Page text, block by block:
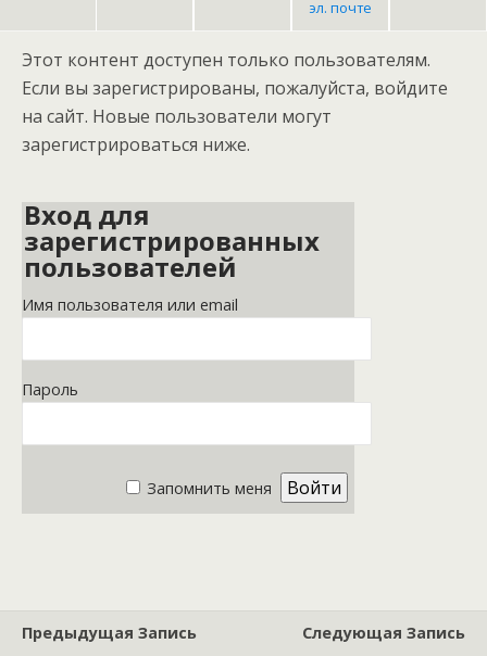
эл. почте
Этот контент доступен только пользователям.
Если вы зарегистрированы, пожалуйста, войдите
на сайт. Новые пользователи могут
зарегистрироваться ниже.
Вход для
зарегистрированных
пользователей
Имя пользователя или email
Пароль
Запомнить меня
Предыдущая Запись
Следующая Запись